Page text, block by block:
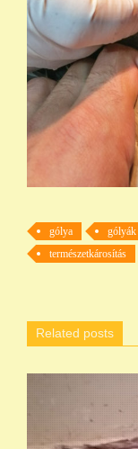
gólya gólyák
természetkárosítás
Related posts